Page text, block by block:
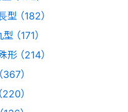
（182）
（171）
（214）
）
）